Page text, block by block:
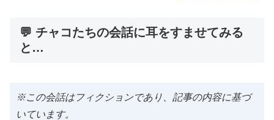
💬 チャコたちの会話に耳をすませてみる
と…
※この会話はフィクションであり、記事の内容に基づ
いています。